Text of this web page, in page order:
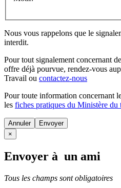
Nous vous rappelons que le
interdit.
Pour tout signalement concernant
offre déjà pourvue, rendez-vous
Travail ou contactez-nous
Pour toute information concernant
les fiches pratiques du Ministère du
Annuler
×
Envoyer à un ami
Tous les champs sont obligatoires